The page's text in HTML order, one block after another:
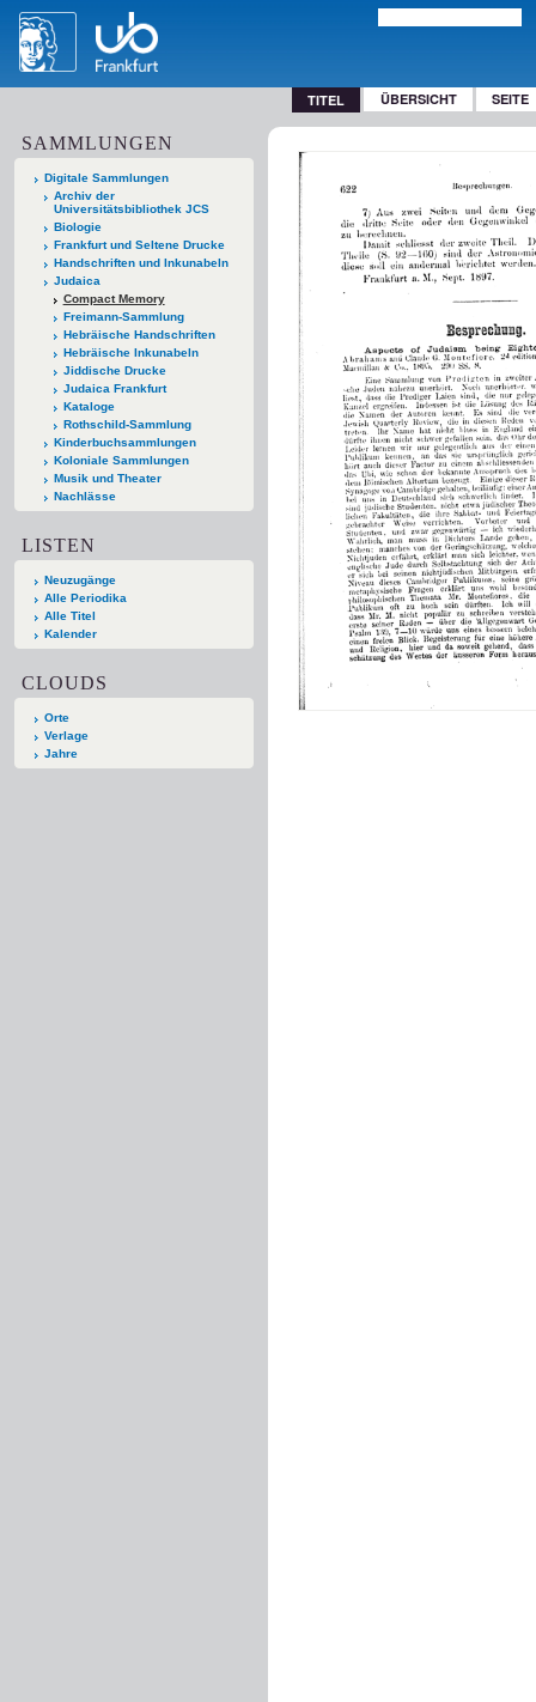
TITEL ÜBERSICHT SEITE
SAMMLUNGEN
Digitale Sammlungen
Archiv der
Universitätsbibliothek JCS
Biologie
Frankfurt und Seltene Drucke
Handschriften und Inkunabeln
Judaica
Compact Memory
Freimann-Sammlung
Hebräische Handschriften
Hebräische Inkunabeln
Jiddische Drucke
Judaica Frankfurt
Kataloge
Rothschild-Sammlung
Kinderbuchsammlungen
Koloniale Sammlungen
Musik und Theater
Nachlässe
LISTEN
Neuzugänge
Alle Periodika
Alle Titel
Kalender
CLOUDS
Orte
Verlage
Jahre